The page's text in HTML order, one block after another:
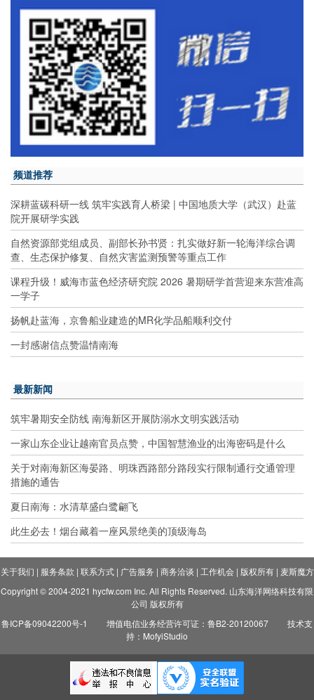
频道推荐
深耕蓝碳科研一线 筑牢实践育人桥梁 | 中国地质大学（武汉）赴蓝
院开展研学实践
自然资源部党组成员、副部长孙书贤：扎实做好新一轮海洋综合调
查、生态保护修复、自然灾害监测预警等重点工作
课程升级！威海市蓝色经济研究院 2026 暑期研学首营迎来东营准高
一学子
扬帆赴蓝海，京鲁船业建造的MR化学品船顺利交付
一封感谢信点赞温情南海
最新新闻
筑牢暑期安全防线 南海新区开展防溺水文明实践活动
一家山东企业让越南官员点赞，中国智慧渔业的出海密码是什么
关于对南海新区海晏路、明珠西路部分路段实行限制通行交通管理
措施的通告
夏日南海：水清草盛白鹭翩飞
此生必去！烟台藏着一座风景绝美的顶级海岛
关于我们 | 服务条款 | 联系方式| 广告服务 | 商务洽谈 | 工作机会| 版权所有| 麦斯魔方
Copyright © 2004-2021 hycfw.com Inc. All Rights Reserved. 山东海洋网络科技有限
公司 版权所有
鲁ICP备09042200号-1
增值电信业务经营许可证：鲁B2-20120067
技术支
持：MofyiStudio